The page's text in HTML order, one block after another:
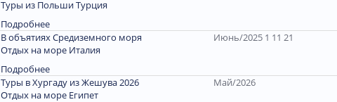
Туры из Польши Турция
Подробнее
В объятиях Средиземного моря
Отдых на море Италия
Подробнее
Июнь/2025 1 11 21
Туры в Хургаду из Жешува 2026
Отдых на море Египет
Май/2026